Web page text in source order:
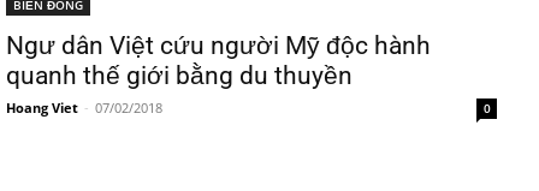
BIỂN ĐÔNG
Ngư dân Việt cứu người Mỹ độc hành
quanh thế giới bằng du thuyền
Hoang Viet - 07/02/2018 0